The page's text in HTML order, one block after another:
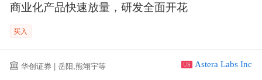
商业化产品快速放量，研发全面开花
买入
华创证券 | 岳阳,熊翊宇等 US Astera Labs Inc